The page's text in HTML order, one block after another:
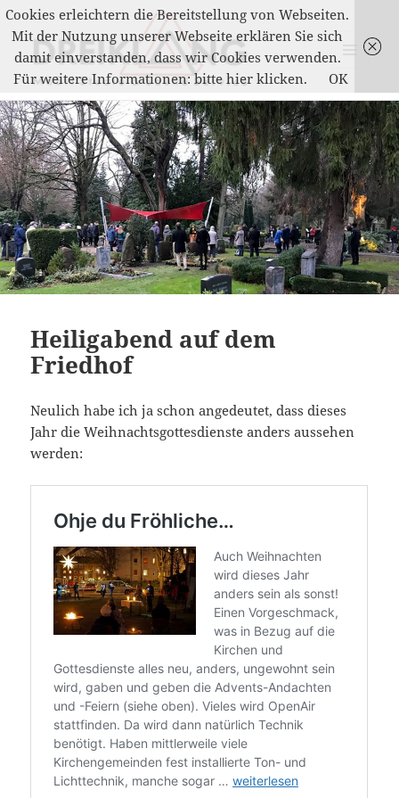
DREIKLANG
MENÜ
UND
WIDGETS
Heiligabend auf dem
Friedhof
Neulich habe ich ja schon angedeutet, dass dieses
Jahr die Weihnachtsgottesdienste anders aussehen
werden:
Cookies erleichtern die Bereitstellung von Webseiten.
Mit der Nutzung unserer Webseite erklären Sie sich
damit einverstanden, dass wir Cookies verwenden.
Für weitere Informationen: bitte hier klicken.
OK